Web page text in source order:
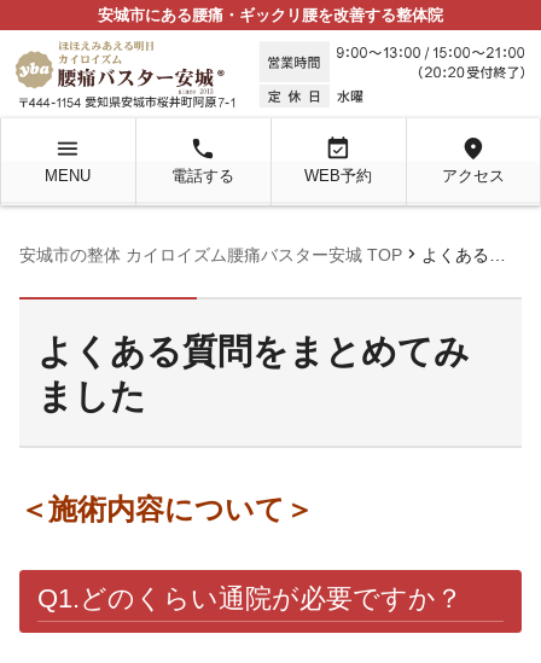
安城市にある腰痛・ギックリ腰を改善する整体院
menu
MENU
local_phone
電話する
event_available
WEB予約
location_on
アクセス
安城市の整体 カイロイズム腰痛バスター安城 TOP chevron_right よくある質問をまとめてみました
よくある質問をまとめてみ
ました
＜施術内容について＞
Q1.どのくらい通院が必要ですか？